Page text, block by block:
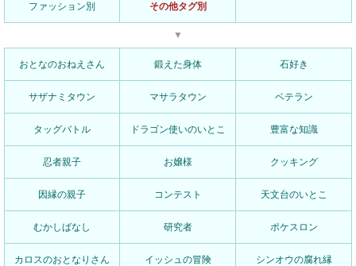
ファッション別 その他タグ別
▼
おとなのおねえさん 鍛えた身体 石好き
サザナミタウン マサラタウン ベテラン
タッグバトル ドラゴン使いのいとこ 豊富な知識
忍者親子 お嬢様 クッキング
因縁の親子 コンテスト 天文台のいとこ
むかしばなし 研究者 ポケスロン
カロスのおとなりさん イッシュの冒険 シンオウの腐れ縁